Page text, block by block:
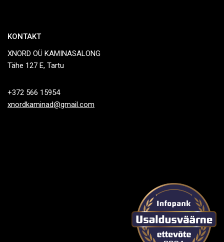
KONTAKT
XNORD OÜ KAMINASALONG
Tähe 127 E, Tartu
+372 566 15954
xnordkaminad@gmail.com